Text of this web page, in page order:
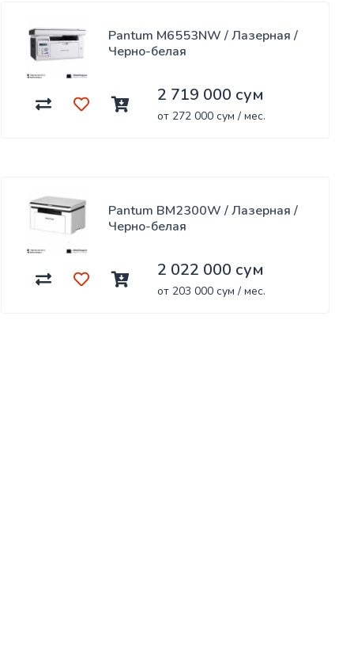
Pantum M6553NW / Лазерная /
Черно-белая
2 719 000 сум
от 272 000 сум / мес.
Pantum BM2300W / Лазерная /
Черно-белая
2 022 000 сум
от 203 000 сум / мес.